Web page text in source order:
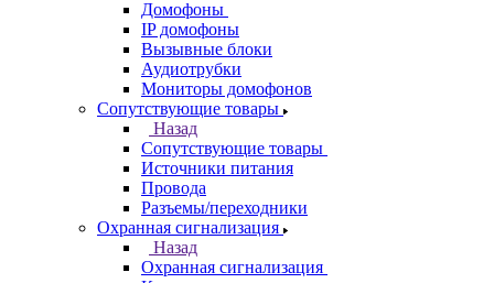
Домофоны
IP домофоны
Вызывные блоки
Аудиотрубки
Мониторы домофонов
Сопутствующие товары
Назад
Сопутствующие товары
Источники питания
Провода
Разъемы/переходники
Охранная сигнализация
Назад
Охранная сигнализация